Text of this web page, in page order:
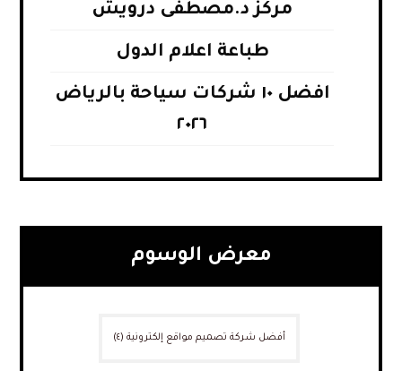
مركز د.مصطفى درويش
طباعة اعلام الدول
افضل ١٠ شركات سياحة بالرياض
٢٠٢٦
معرض الوسوم
أفضل شركة تصميم مواقع إلكترونية (٤)